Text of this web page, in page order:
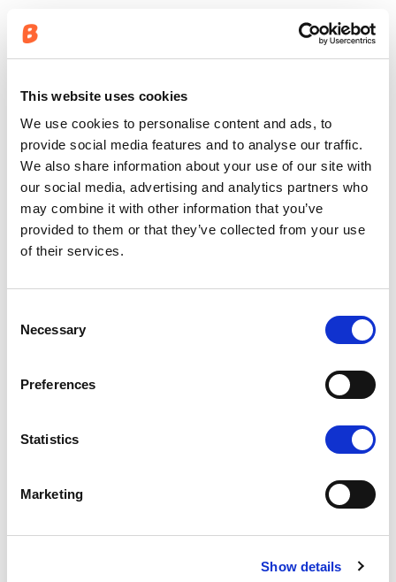
This website uses cookies
We use cookies to personalise content and ads, to
provide social media features and to analyse our traffic.
We also share information about your use of our site with
our social media, advertising and analytics partners who
may combine it with other information that you’ve
provided to them or that they’ve collected from your use
of their services.
Selection
Necessary
Preferences
Statistics
Marketing
Show details
L2
Et trygt valg for alle formål